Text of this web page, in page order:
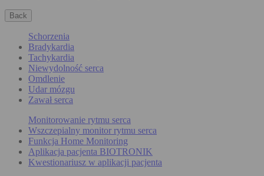
Back
Schorzenia
Bradykardia
Tachykardia
Niewydolność serca
Omdlenie
Udar mózgu
Zawał serca
Monitorowanie rytmu serca
Wszczepialny monitor rytmu serca
Funkcja Home Monitoring
Aplikacja pacjenta BIOTRONIK
Kwestionariusz w aplikacji pacjenta